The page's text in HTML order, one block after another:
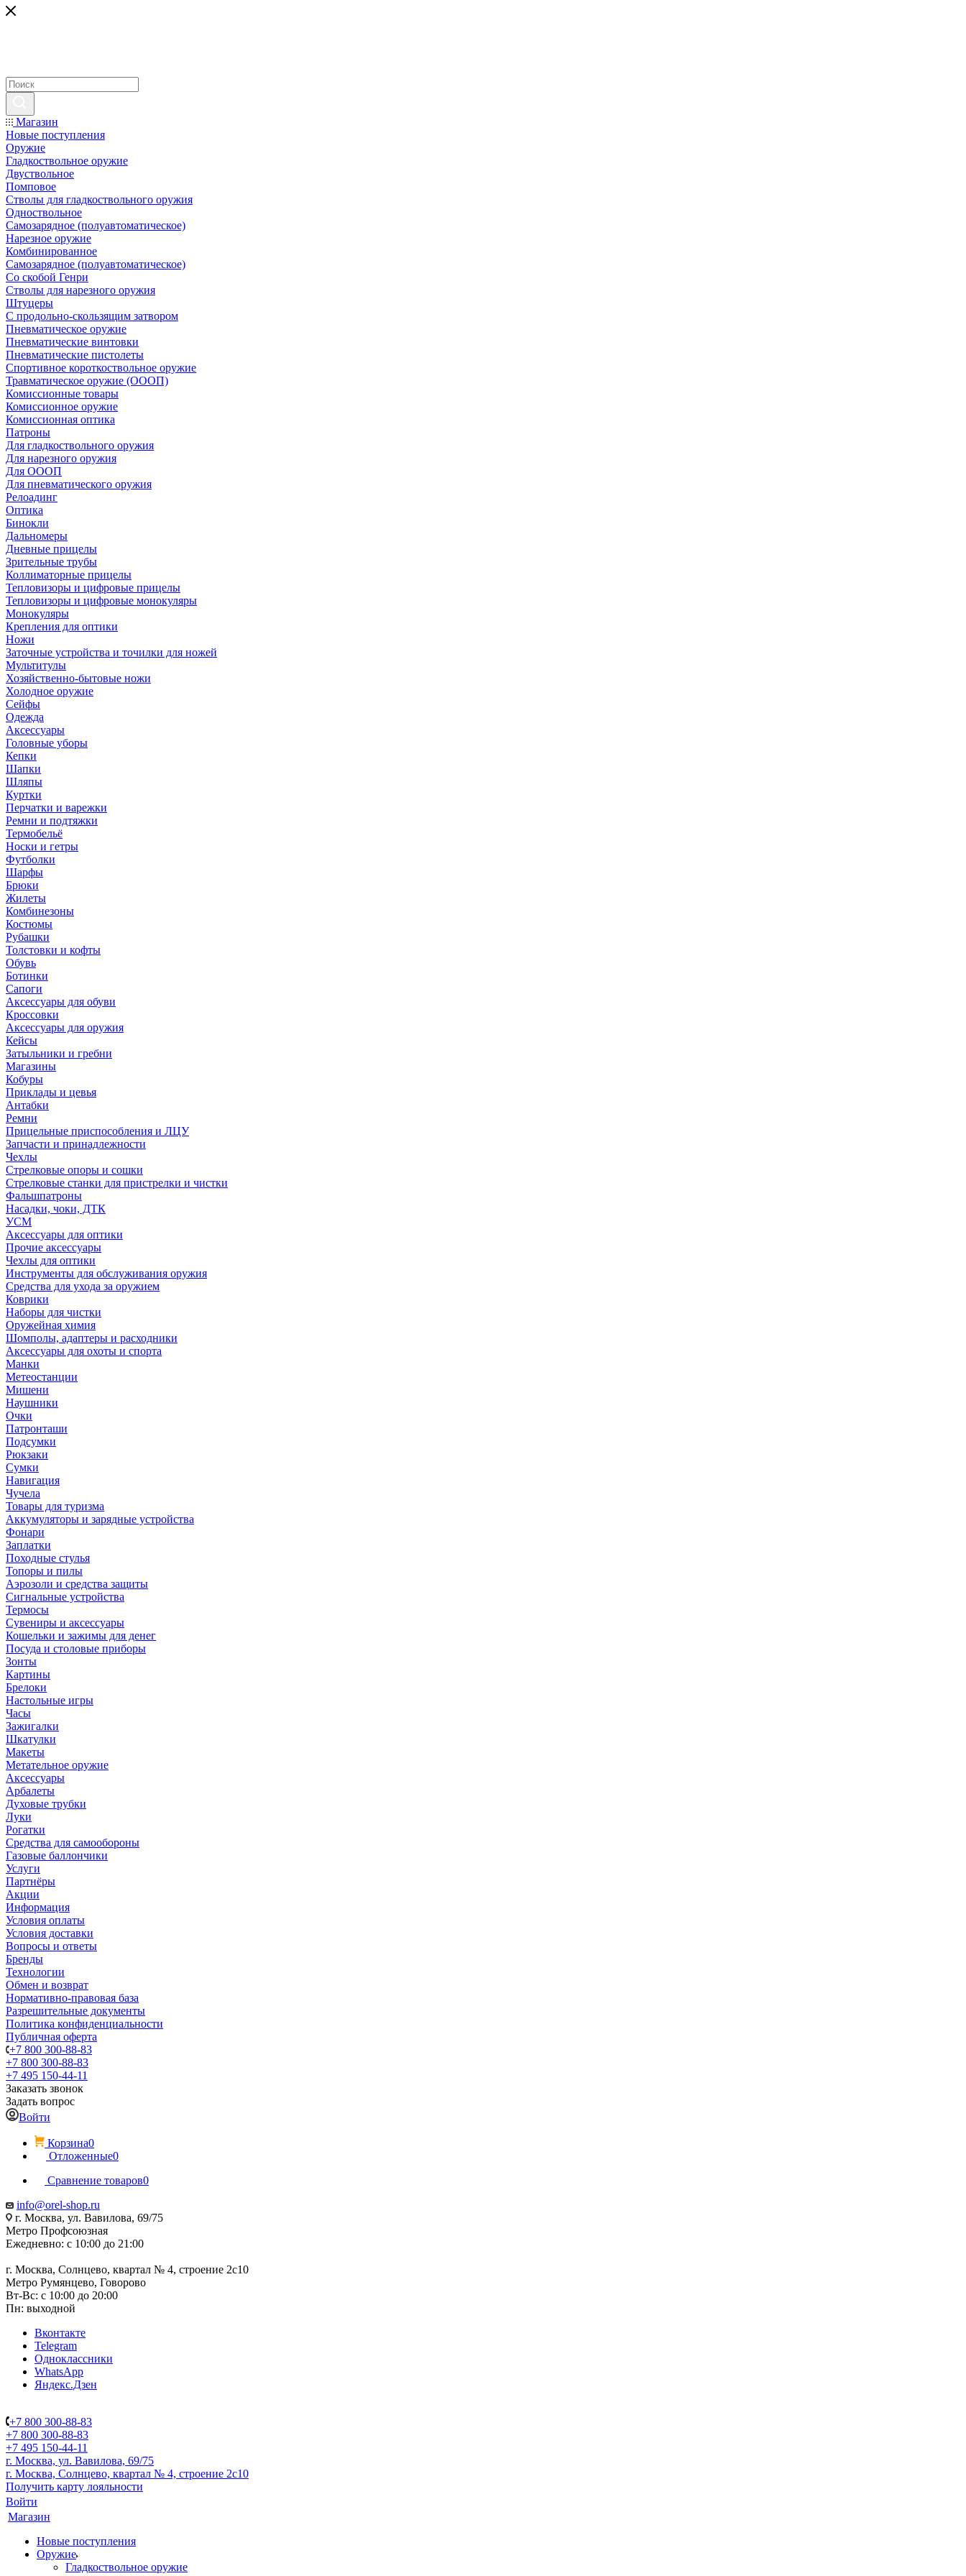
Магазин
Новые поступления
Оружие
Гладкоствольное оружие
Двуствольное
Помповое
Стволы для гладкоствольного оружия
Одноствольное
Самозарядное (полуавтоматическое)
Нарезное оружие
Комбинированное
Самозарядное (полуавтоматическое)
Со скобой Генри
Стволы для нарезного оружия
Штуцеры
С продольно-скользящим затвором
Пневматическое оружие
Пневматические винтовки
Пневматические пистолеты
Спортивное короткоствольное оружие
Травматическое оружие (ОООП)
Комиссионные товары
Комиссионное оружие
Комиссионная оптика
Патроны
Для гладкоствольного оружия
Для нарезного оружия
Для ОООП
Для пневматического оружия
Релоадинг
Оптика
Бинокли
Дальномеры
Дневные прицелы
Зрительные трубы
Коллиматорные прицелы
Тепловизоры и цифровые прицелы
Тепловизоры и цифровые монокуляры
Монокуляры
Крепления для оптики
Ножи
Заточные устройства и точилки для ножей
Мультитулы
Хозяйственно-бытовые ножи
Холодное оружие
Сейфы
Одежда
Аксессуары
Головные уборы
Кепки
Шапки
Шляпы
Куртки
Перчатки и варежки
Ремни и подтяжки
Термобельё
Носки и гетры
Футболки
Шарфы
Брюки
Жилеты
Комбинезоны
Костюмы
Рубашки
Толстовки и кофты
Обувь
Ботинки
Сапоги
Аксессуары для обуви
Кроссовки
Аксессуары для оружия
Кейсы
Затыльники и гребни
Магазины
Кобуры
Приклады и цевья
Антабки
Ремни
Прицельные приспособления и ЛЦУ
Запчасти и принадлежности
Чехлы
Стрелковые опоры и сошки
Стрелковые станки для пристрелки и чистки
Фальшпатроны
Насадки, чоки, ДТК
УСМ
Аксессуары для оптики
Прочие аксессуары
Чехлы для оптики
Инструменты для обслуживания оружия
Средства для ухода за оружием
Коврики
Наборы для чистки
Оружейная химия
Шомполы, адаптеры и расходники
Аксессуары для охоты и спорта
Манки
Метеостанции
Мишени
Наушники
Очки
Патронташи
Подсумки
Рюкзаки
Сумки
Навигация
Чучела
Товары для туризма
Аккумуляторы и зарядные устройства
Фонари
Заплатки
Походные стулья
Топоры и пилы
Аэрозоли и средства защиты
Сигнальные устройства
Термосы
Сувениры и аксессуары
Кошельки и зажимы для денег
Посуда и столовые приборы
Зонты
Картины
Брелоки
Настольные игры
Часы
Зажигалки
Шкатулки
Макеты
Метательное оружие
Аксессуары
Арбалеты
Духовые трубки
Луки
Рогатки
Средства для самообороны
Газовые баллончики
Услуги
Партнёры
Акции
Информация
Условия оплаты
Условия доставки
Вопросы и ответы
Бренды
Технологии
Обмен и возврат
Нормативно-правовая база
Разрешительные документы
Политика конфиденциальности
Публичная оферта
+7 800 300-88-83
+7 800 300-88-83
+7 495 150-44-11
Заказать звонок
Задать вопрос
Войти
Корзина0
Отложенные0
Сравнение товаров0
info@orel-shop.ru
г. Москва, ул. Вавилова, 69/75
Метро Профсоюзная
Ежедневно: с 10:00 до 21:00
г. Москва, Солнцево, квартал № 4, строение 2с10
Метро Румянцево, Говорово
Вт-Вс: с 10:00 до 20:00
Пн: выходной
Вконтакте
Telegram
Одноклассники
WhatsApp
Яндекс.Дзен
+7 800 300-88-83
+7 800 300-88-83
+7 495 150-44-11
г. Москва, ул. Вавилова, 69/75
г. Москва, Солнцево, квартал № 4, строение 2с10
Получить карту лояльности
Войти
Магазин
Новые поступления
Оружие
Гладкоствольное оружие